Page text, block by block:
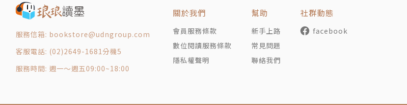
‧有些問題無法回答出來也OK，「沒有答案」也是一種答案。
‧看看每一頁問題旁邊搭配的精選IG爆文，為勇氣和自信加值。
‧過一個月或三個月，甚至半年後，重新看看這些問題，答案有改變嗎？
作者簡介
服務信箱: bookstore@udngroup.com
客服電話: (02)2649-1681分機5
服務時間: 週一～週五09:00~18:00
關於我們
會員服務條款
數位閱讀服務條款
隱私權聲明
幫助
新手上路
常見問題
聯絡我們
社群動態
facebook